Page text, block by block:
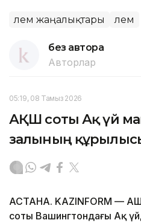
Әлем жаңалықтары Әлем
без автора
Авторлар
05:19, 08 Тамыз 2026
АҚШ соты Ақ үй
залының
АСТАНА. KAZINFORM —
соты Вашингтондағы Ақ